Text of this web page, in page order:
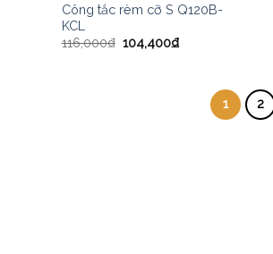
Công tắc rèm cỡ S Q120B-
KCL
116,000₫ 104,400₫
1 2